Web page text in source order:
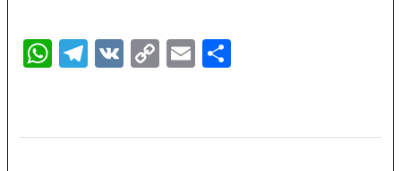
WhatsApp
Telegram
VKCopyEmail